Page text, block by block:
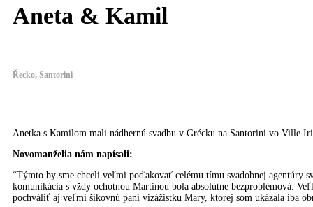
Aneta & Kamil
Řecko, Santorini
Anetka s Kamilom mali nádhernú svadbu v Grécku na Santorini vo Ville
Novomanželia nám napísali:
“Týmto by sme chceli veľmi poďakovať celému tímu svadobnej agentúry
komunikácia s vždy ochotnou Martinou bola absolútne bezproblémová.
pochváliť aj veľmi šikovnú pani vizážistku Mary, ktorej som ukázala iba